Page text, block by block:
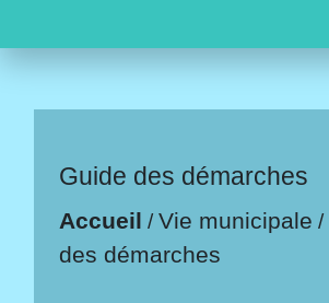
Guide des démarches
Accueil /Vie municipale /
des démarches